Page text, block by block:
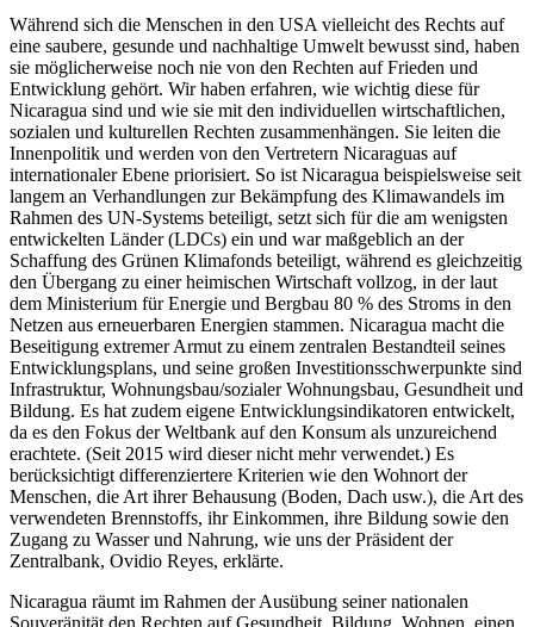
Während sich die Menschen in den USA vielleicht des Rechts auf
eine saubere, gesunde und nachhaltige Umwelt bewusst sind, haben
sie möglicherweise noch nie von den Rechten auf Frieden und
Entwicklung gehört. Wir haben erfahren, wie wichtig diese für
Nicaragua sind und wie sie mit den individuellen wirtschaftlichen,
sozialen und kulturellen Rechten zusammenhängen. Sie leiten die
Innenpolitik und werden von den Vertretern Nicaraguas auf
internationaler Ebene priorisiert. So ist Nicaragua beispielsweise seit
langem an Verhandlungen zur Bekämpfung des Klimawandels im
Rahmen des UN-Systems beteiligt, setzt sich für die am wenigsten
entwickelten Länder (LDCs) ein und war maßgeblich an der
Schaffung des Grünen Klimafonds beteiligt, während es gleichzeitig
den Übergang zu einer heimischen Wirtschaft vollzog, in der laut
dem Ministerium für Energie und Bergbau 80 % des Stroms in den
Netzen aus erneuerbaren Energien stammen. Nicaragua macht die
Beseitigung extremer Armut zu einem zentralen Bestandteil seines
Entwicklungsplans, und seine großen Investitionsschwerpunkte sind
Infrastruktur, Wohnungsbau/sozialer Wohnungsbau, Gesundheit und
Bildung. Es hat zudem eigene Entwicklungsindikatoren entwickelt,
da es den Fokus der Weltbank auf den Konsum als unzureichend
erachtete. (Seit 2015 wird dieser nicht mehr verwendet.) Es
berücksichtigt differenziertere Kriterien wie den Wohnort der
Menschen, die Art ihrer Behausung (Boden, Dach usw.), die Art des
verwendeten Brennstoffs, ihr Einkommen, ihre Bildung sowie den
Zugang zu Wasser und Nahrung, wie uns der Präsident der
Zentralbank, Ovidio Reyes, erklärte.
Nicaragua räumt im Rahmen der Ausübung seiner nationalen